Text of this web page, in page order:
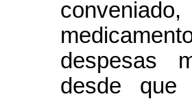
despesas
desde que